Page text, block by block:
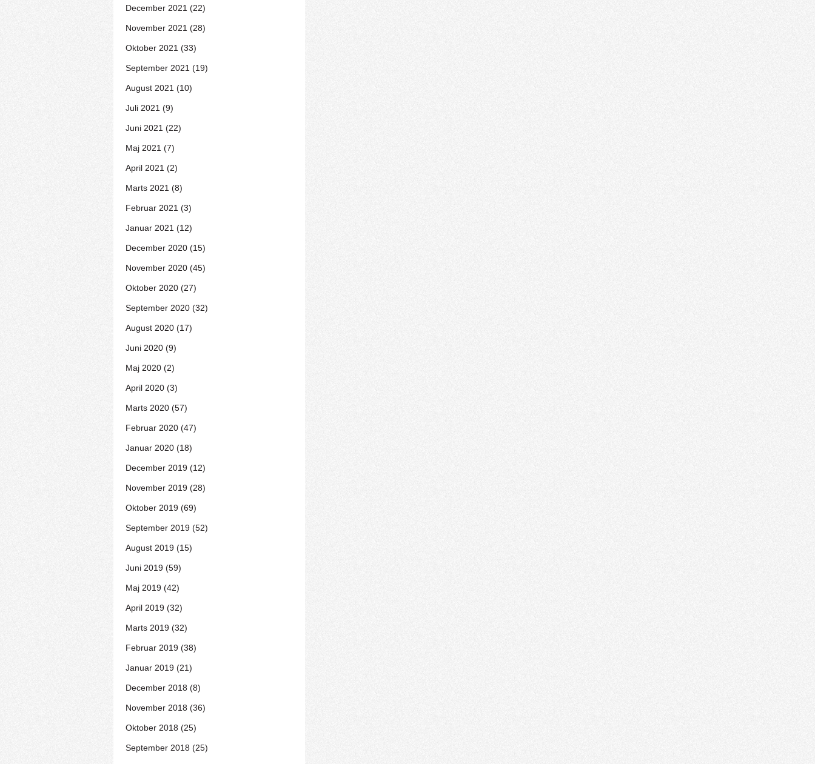
December 2021 (22)
November 2021 (28)
Oktober 2021 (33)
September 2021 (19)
August 2021 (10)
Juli 2021 (9)
Juni 2021 (22)
Maj 2021 (7)
April 2021 (2)
Marts 2021 (8)
Februar 2021 (3)
Januar 2021 (12)
December 2020 (15)
November 2020 (45)
Oktober 2020 (27)
September 2020 (32)
August 2020 (17)
Juni 2020 (9)
Maj 2020 (2)
April 2020 (3)
Marts 2020 (57)
Februar 2020 (47)
Januar 2020 (18)
December 2019 (12)
November 2019 (28)
Oktober 2019 (69)
September 2019 (52)
August 2019 (15)
Juni 2019 (59)
Maj 2019 (42)
April 2019 (32)
Marts 2019 (32)
Februar 2019 (38)
Januar 2019 (21)
December 2018 (8)
November 2018 (36)
Oktober 2018 (25)
September 2018 (25)